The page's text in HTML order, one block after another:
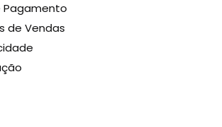
profundidade, promove nutrição
os fios mais fortes e resistentes
a força nutritiva e reparadora da rosa
do óleo de abacate, tratando os fios
Produto:
Pagamento
de Vendas